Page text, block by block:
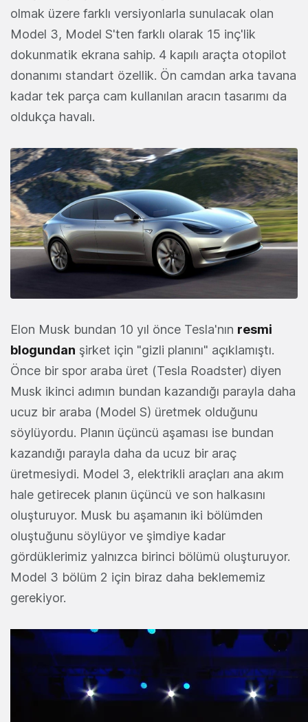
olmak üzere farklı versiyonlarla sunulacak olan
Model 3, Model S'ten farklı olarak 15 inç'lik
dokunmatik ekrana sahip. 4 kapılı araçta otopilot
donanımı standart özellik. Ön camdan arka tavana
kadar tek parça cam kullanılan aracın tasarımı da
oldukça havalı.
Elon Musk bundan 10 yıl önce Tesla'nın resmi
blogundan şirket için "gizli planını" açıklamıştı.
Önce bir spor araba üret (Tesla Roadster) diyen
Musk ikinci adımın bundan kazandığı parayla daha
ucuz bir araba (Model S) üretmek olduğunu
söylüyordu. Planın üçüncü aşaması ise bundan
kazandığı parayla daha da ucuz bir araç
üretmesiydi. Model 3, elektrikli araçları ana akım
hale getirecek planın üçüncü ve son halkasını
oluşturuyor. Musk bu aşamanın iki bölümden
oluştuğunu söylüyor ve şimdiye kadar
gördüklerimiz yalnızca birinci bölümü oluşturuyor.
Model 3 bölüm 2 için biraz daha beklememiz
gerekiyor.